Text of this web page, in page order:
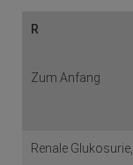
R
Zum Anfang
Renale